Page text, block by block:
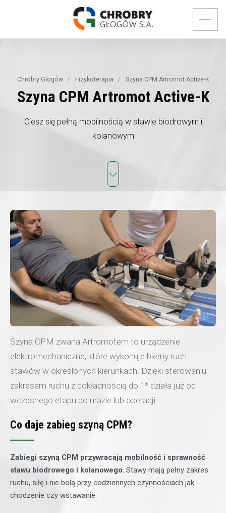
Chrobry Głogów Fizykoterapia Szyna CPM Artromot Active-K
Szyna CPM Artromot Active-K
Ciesz się pełną mobilnością w stawie biodrowym i
kolanowym
Szyna CPM zwana Artromotem to urządzenie
elektromechaniczne, które wykonuje bierny ruch
stawów w określonych kierunkach. Dzięki sterowaniu
zakresem ruchu z dokładnością do 1* działa już od
wczesnego etapu po urazie lub operacji.
Co daje zabieg szyną CPM?
Zabiegi szyną CPM przywracają mobilność i sprawność
stawu biodrowego i kolanowego. Stawy mają pełny zakres
ruchu, siłę i nie bolą przy codziennych czynnościach jak
chodzenie czy wstawanie.